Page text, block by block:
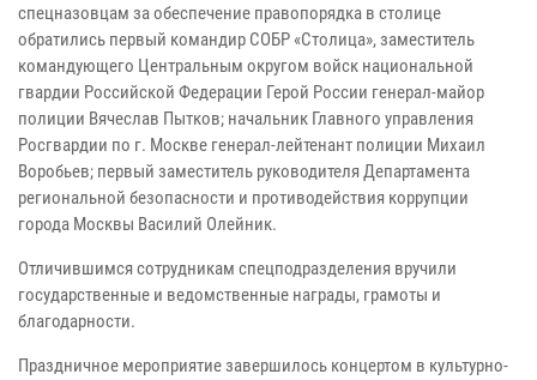
спецназовцам за обеспечение правопорядка в столице
обратились первый командир СОБР «Столица», заместитель
командующего Центральным округом войск национальной
гвардии Российской Федерации Герой России генерал-майор
полиции Вячеслав Пытков; начальник Главного управления
Росгвардии по г. Москве генерал-лейтенант полиции Михаил
Воробьев; первый заместитель руководителя Департамента
региональной безопасности и противодействия коррупции
города Москвы Василий Олейник.
Отличившимся сотрудникам спецподразделения вручили
государственные и ведомственные награды, грамоты и
благодарности.
Праздничное мероприятие завершилось концертом в культурно-